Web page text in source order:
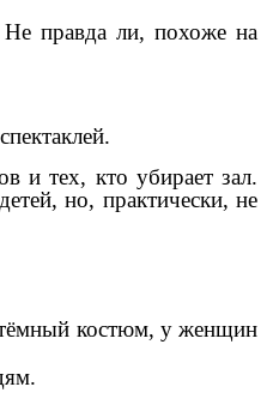
Не правда ли, похоже на
и тех, кто убирает зал.
но, практически, не
костюм, у женщин